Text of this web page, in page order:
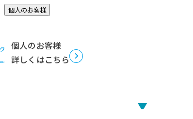
個人のお客様
個人のお客様
詳しくはこちら
し込み